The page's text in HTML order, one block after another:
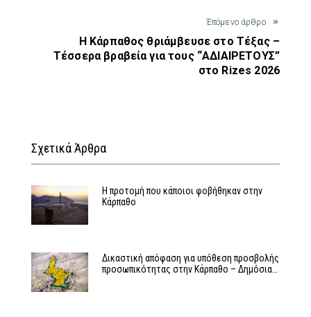
Έπόμενο άρθρο
Η Κάρπαθος θριάμβευσε στο Τέξας –
Τέσσερα βραβεία για τους “ΑΔΙΑΙΡΕΤΟΥΣ”
στο Rizes 2026
Σχετικά Άρθρα
Η προτομή που κάποιοι φοβήθηκαν στην
Κάρπαθο
Δικαστική απόφαση για υπόθεση προσβολής
προσωπικότητας στην Κάρπαθο – Δημόσια…